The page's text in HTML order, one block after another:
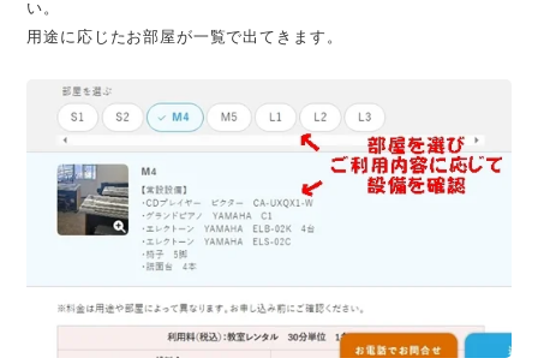
い。
用途に応じたお部屋が一覧で出てきます。